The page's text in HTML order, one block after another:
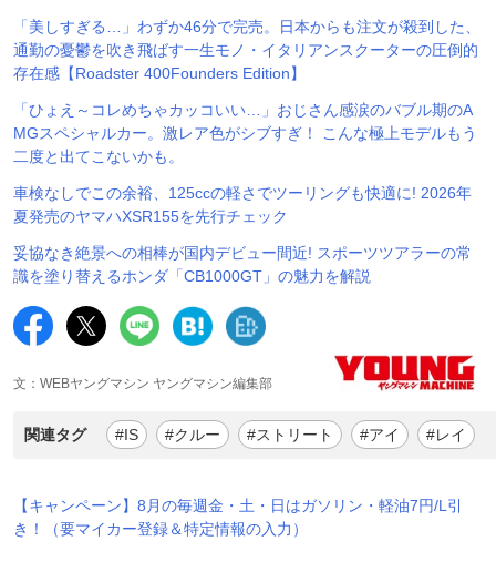
「美しすぎる…」わずか46分で完売。日本からも注文が殺到した、
通勤の憂鬱を吹き飛ばす一生モノ・イタリアンスクーターの圧倒的
存在感【Roadster 400Founders Edition】
「ひょえ～コレめちゃカッコいい…」おじさん感涙のバブル期のA
MGスペシャルカー。激レア色がシブすぎ！ こんな極上モデルもう
二度と出てこないかも。
車検なしでこの余裕、125ccの軽さでツーリングも快適に! 2026年
夏発売のヤマハXSR155を先行チェック
妥協なき絶景への相棒が国内デビュー間近! スポーツツアラーの常
識を塗り替えるホンダ「CB1000GT」の魅力を解説
文：WEBヤングマシン ヤングマシン編集部
関連タグ #IS #クルー #ストリート #アイ #レイ
【キャンペーン】8月の毎週金・土・日はガソリン・軽油7円/L引
き！（要マイカー登録＆特定情報の入力）